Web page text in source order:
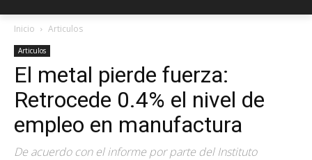
Inicio Articulos
Articulos
El metal pierde fuerza:
Retrocede 0.4% el nivel de
empleo en manufactura
De acuerdo con el informe por parte del Instituto